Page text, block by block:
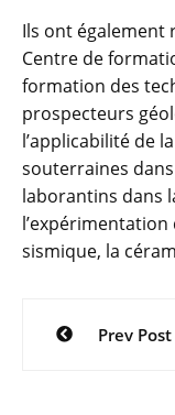
Ils ont également
Centre de
formation des
prospecteurs
l’applicabilité de
souterraines
laborantins dans
sismique, la
Navigation
Prev Post